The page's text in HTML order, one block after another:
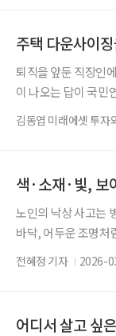
주택 다운사이
퇴직을 앞둔 직장인
이 나오는 답이 국민
지만, 그런 은퇴자
액은 68만 원 정도
김동엽 미래에셋 투자
색·소재·빛, 보
노인의 낙상 사고는
바닥, 어두운 조명처
는 단순한 안전사
스스로 결정하고
전혜정 기자 2026-
어디서 살고 싶